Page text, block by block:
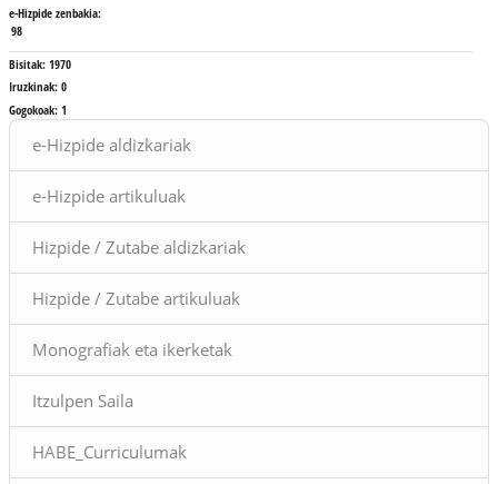
Blokeak
e-Hizpide aldizkariak
e-Hizpide artikuluak
Hizpide / Zutabe aldizkariak
Hizpide / Zutabe artikuluak
Monografiak eta ikerketak
Itzulpen Saila
HABE_Curriculumak
e-Hizpide zenbakia:
98
Bisitak: 1970
Iruzkinak: 0
Gogokoak: 1